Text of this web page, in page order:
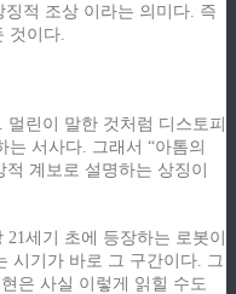
적 조상 이라는 의미다. 즉
것이다.
린이 말한 것처럼 디스토피
서사다. 그래서 “아톰의
계보로 설명하는 상징이
세기 초에 등장하는 로봇이
시기가 바로 그 구간이다. 그
은 사실 이렇게 읽힐 수도